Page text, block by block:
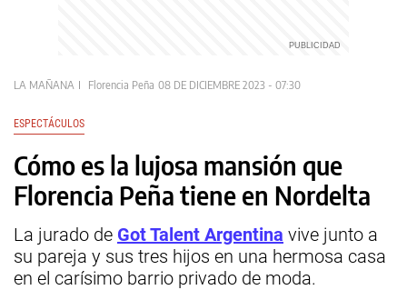
LA MAÑANA Florencia Peña 08 DE DICIEMBRE 2023 - 07:30
ESPECTÁCULOS
Cómo es la lujosa mansión que
Florencia Peña tiene en Nordelta
La jurado de Got Talent Argentina vive junto a
su pareja y sus tres hijos en una hermosa casa
en el carísimo barrio privado de moda.